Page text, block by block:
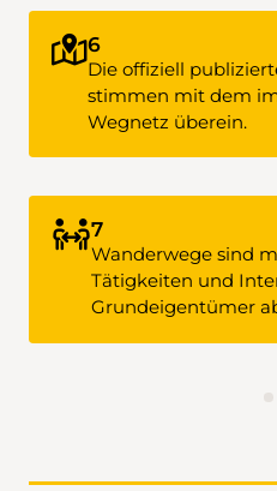
6
Die offiziell
stimmen mit dem
Wegnetz überein.
7
Wanderwege sind
Tätigkeiten und
Grundeigentümer